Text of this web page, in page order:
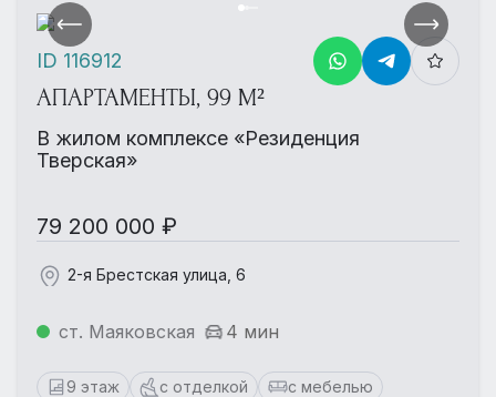
АПАРТАМЕНТЫ, 99 М²
В жилом комплексе «Резиденция
Тверская»
79 200 000 ₽
2-я Брестская улица, 6
ст. Маяковская 4 мин
9 этаж с отделкой
с мебелью
ID 116912